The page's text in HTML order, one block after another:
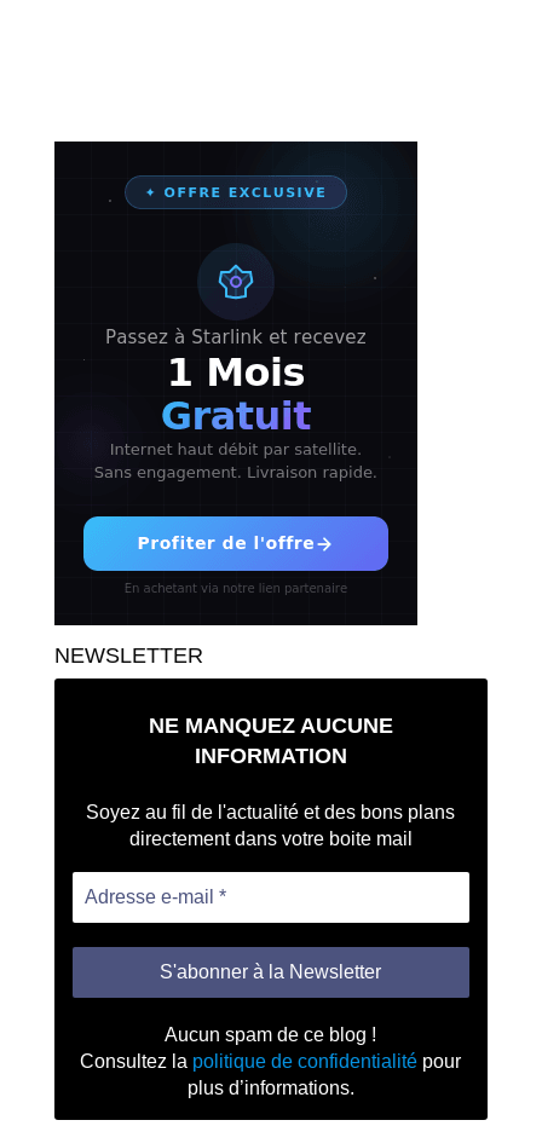
NEWSLETTER
NE MANQUEZ AUCUNE
INFORMATION
Soyez au fil de l'actualité et des bons plans
directement dans votre boite mail
Aucun spam de ce blog !
Consultez la politique de confidentialité pour
plus d’informations.